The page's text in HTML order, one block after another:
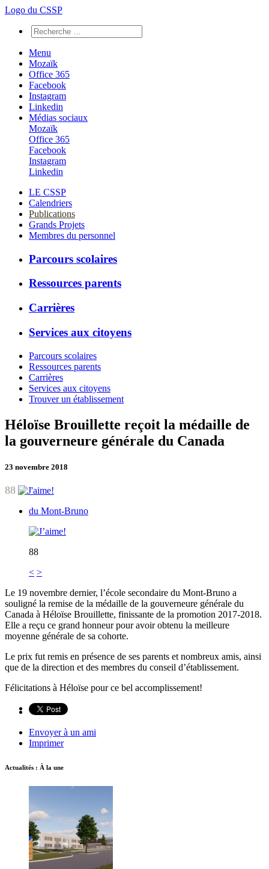
Logo du CSSP
Menu
Mozaïk
Office 365
Facebook
Instagram
Linkedin
Médias sociaux
Mozaïk
Office 365
Facebook
Instagram
Linkedin
LE CSSP
Calendriers
Publications
Grands Projets
Membres du personnel
Parcours scolaires
Ressources parents
Carrières
Services aux citoyens
Parcours scolaires
Ressources parents
Carrières
Services aux citoyens
Trouver un établissement
Héloïse Brouillette reçoit la médaille de
la gouverneure générale du Canada
23 novembre 2018
88
du Mont-Bruno
88
< >
Le 19 novembre dernier, l’école secondaire du Mont-Bruno a
souligné la remise de la médaille de la gouverneure générale du
Canada à Héloïse Brouillette, finissante de la promotion 2017-2018.
Elle a reçu ce grand honneur pour avoir obtenu la meilleure
moyenne générale de sa cohorte.
Le prix fut remis en présence de ses parents et nombreux amis, ainsi
que de la direction et des membres du conseil d’établissement.
Félicitations à Héloïse pour ce bel accomplissement!
Envoyer à un ami
Imprimer
Actualités : À la une